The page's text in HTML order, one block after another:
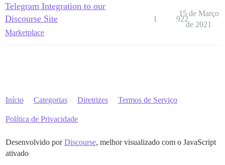
Telegram Integration to our
Discourse Site
Marketplace
1 922
15 de Março
de 2021
Início Categorias Diretrizes Termos de Serviço
Política de Privacidade
Desenvolvido porDiscourse, melhor visualizado com o JavaScript
ativado